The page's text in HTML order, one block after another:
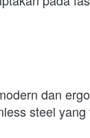
dan
steel